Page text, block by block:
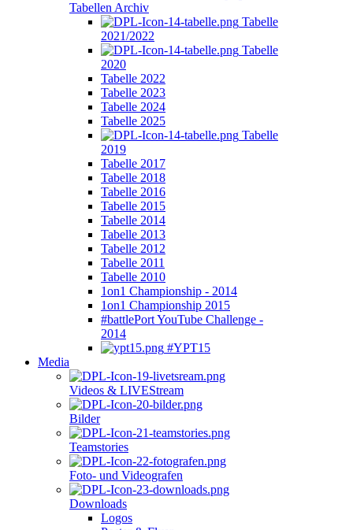
Tabellen Archiv
Tabelle
2021/2022
Tabelle
2020
Tabelle 2022
Tabelle 2023
Tabelle 2024
Tabelle 2025
Tabelle
2019
Tabelle 2017
Tabelle 2018
Tabelle 2016
Tabelle 2015
Tabelle 2014
Tabelle 2013
Tabelle 2012
Tabelle 2011
Tabelle 2010
1on1 Championship - 2014
1on1 Championship 2015
#battlePort YouTube Challenge -
2014
#YPT15
Media
Videos & LIVEStream
Bilder
Teamstories
Foto- und Videografen
Downloads
Logos